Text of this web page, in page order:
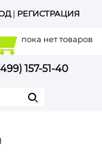
| РЕГИСТРАЦИЯ
пока нет товаров
157-51-40